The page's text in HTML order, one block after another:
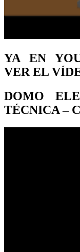
YA EN
VER EL
DOMO
TÉCNICA –